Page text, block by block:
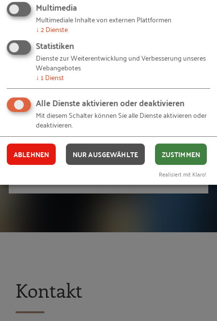
Unica Peters ist Geschäftsführerin und Vorständin bei jumpp – Ihr
Unica Peters ist Geschäftsführerin und
Vorständin bei jumpp – Ihr Sprungbrett
in die Selbständigkeit, Frauenbetriebe e.
V. "
Kontakt
Multimedia
Multimediale Inhalte von externen Plattformen
↓ 2Dienste
Statistiken
Dienste zur Weiterentwicklung und Verbesserung unseres
Webangebotes
↓ 1 Dienst
Alle Dienste aktivieren oder deaktivieren
Mit diesem Schalter können Sie alle Dienste aktivieren oder
deaktivieren.
ABLEHNEN NUR AUSGEWÄHLTE ZUSTIMMEN
Realisiert mit Klaro!